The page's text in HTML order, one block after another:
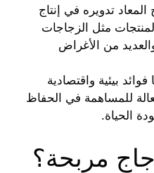
تدويره في إنتاج
مثل الزجاجات
من الأغراض
فوائد بيئية واقتصادية
للمساهمة في الحفاظ
الحياة.
مربحة؟